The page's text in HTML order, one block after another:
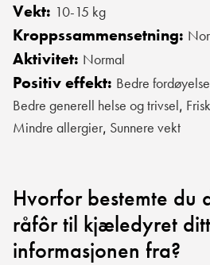
Vekt: 10-15 kg
Kroppssammensetning:
Aktivitet: Normal
Positiv effekt: Bedre fordøyelse
Bedre generell helse og trivsel,
Mindre allergier, Sunnere vekt
Hvorfor bestemte du
råfôr til kjæledyret
informasjonen fra?